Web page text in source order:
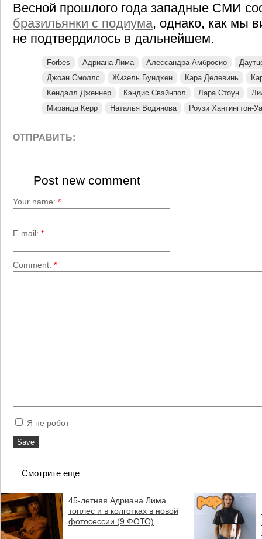
Весной прошлого года западные СМИ
бразильянки с подиума, однако, как мы
не подтвердилось в дальнейшем.
Forbes Адриана Лима Алессандра Амбросио
Джоан Смоллс
Жизель Бундхен Кара Делевинь
Кендалл Дженнер
Кэндис Свэйнпол Лара Стоун
Миранда Керр
Наталья Водянова Роузи Хантингтон-
ОТПРАВИТЬ:
Post new comment
Your name: *
E-mail: *
Comment: *
Я не робот
Смотрите еще
45-летняя Адриана Лима
топлес и в колготках в новой
фотосессии (9 ФОТО)